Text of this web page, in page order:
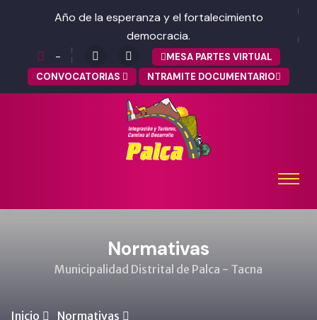
Año de la esperanza y el fortalecimiento
democracia.
-
MESA PARTES VIRTUAL
CONVOCATORIAS
NTRAMITE DOCUMENTARIO
Normativas
Municipalidad Distrital de Palca - Tacna
Inicio
Normativas